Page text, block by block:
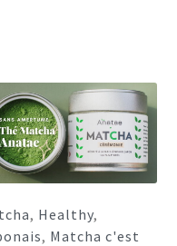
, Healthy,
, Matcha c'est